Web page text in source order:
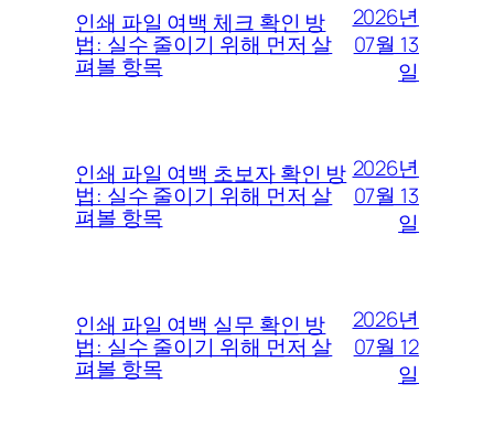
인쇄 파일 여백 체크 확인 방
법: 실수 줄이기 위해 먼저 살
펴볼 항목
2026년
07월 13
일
인쇄 파일 여백 초보자 확인 방
법: 실수 줄이기 위해 먼저 살
펴볼 항목
2026년
07월 13
일
인쇄 파일 여백 실무 확인 방
법: 실수 줄이기 위해 먼저 살
펴볼 항목
2026년
07월 12
일